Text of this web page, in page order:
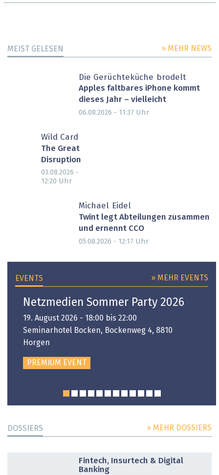
MEIST GELESEN » MEHR NEWS
Die Gerüchteküche brodelt
Apples faltbares iPhone kommt
dieses Jahr – vielleicht
06.08.2026 - 11:37 Uhr
Wild Card
The Great
Disruption
03.08.2026 -
12:20 Uhr
Michael Eidel
Twint legt Abteilungen zusammen
und ernennt CCO
05.08.2026 - 12:17 Uhr
EVENTS » MEHR EVENTS
Netzmedien Sommer Party 2026
19. August 2026 - 18:00 bis 22:00
Seminarhotel Bocken, Bockenweg 4, 8810
Horgen
PREMIUM EVENT
DOSSIERS » MEHR DOSSIERS
Fintech, Insurtech & Digital
Banking